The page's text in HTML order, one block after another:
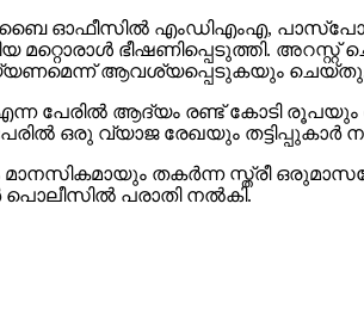
മുംബൈ ഓഫീസില്‍ എംഡിഎംഎ,
ഭീഷണിപ്പെടുത്തി. അറസ്റ്റ്
ചെയ്യണമെന്ന് ആവശ്യപ്പെടുകയും
എന്ന പേരില്‍ ആദ്യം രണ്ട് കോടി
ഒരു വ്യാജ രേഖയും തട്ടിപ്പുകാര്‍
മാനസികമായും തകര്‍ന്ന സ്ത്രീ
പൊലീസില്‍ പരാതി നല്‍കി.